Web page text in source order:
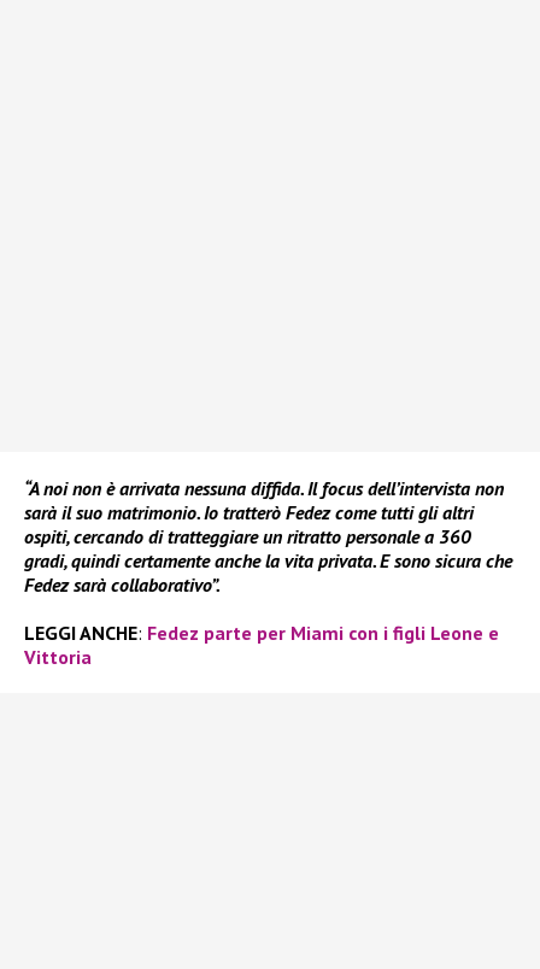
“A noi non è arrivata nessuna diffida. Il focus dell’intervista non
sarà il suo matrimonio. Io tratterò Fedez come tutti gli altri
ospiti, cercando di tratteggiare un ritratto personale a 360
gradi, quindi certamente anche la vita privata. E sono sicura che
Fedez sarà collaborativo”.
LEGGI ANCHE: Fedez parte per Miami con i figli Leone e
Vittoria